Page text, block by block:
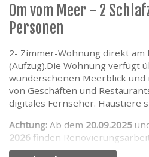
0m vom Meer - 2
Personen
2- Zimmer-Wohnung direkt am
(Aufzug).Die Wohnung verfügt
wunderschönen Meerblick
von Geschäften und
digitales Fernseher. Haustiere
Achtung:Ab dem 20.09.2025
2026 finden
hauptsächlich